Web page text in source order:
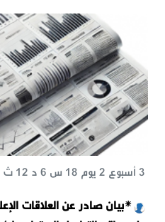
*بيان صادر عن العلاقات
3 أسبوع 2 يوم 18 س 6 د 12 ث